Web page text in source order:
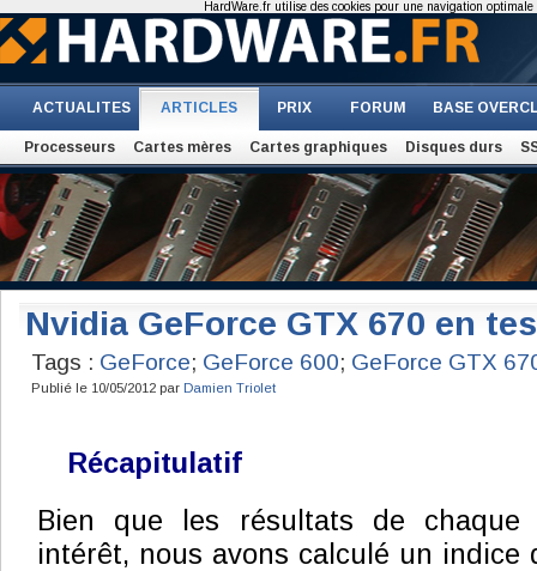
ACTUALITES ARTICLES PRIX FORUM BASE
Processeurs Cartes mères Cartes graphiques Disques durs
Nvidia GeForce GTX 670 en
Tags : GeForce; GeForce 600; GeForce GTX
Publié le 10/05/2012 par Damien Triolet
Récapitulatif
Bien que les résultats de
intérêt, nous avons calculé un indice
HardWare.fr utilise des cookies pour une navigation